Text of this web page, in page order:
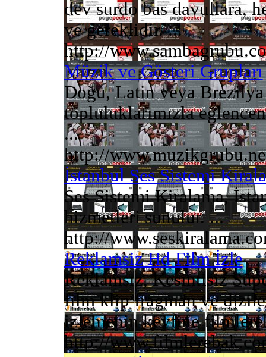
dev surdo bas davullara,
ve gereklidir. ...
http://
Müzik ve Gösteri Grupları
Doğu, Latin veya Brezilya
topluluklarımızla
...
http://
İstanbul Ses Sistemi
Ses Sistemi Kiralama,
hizmetleri sunulur. ...
http://
Reklamsiz Hd Film İzle
Reklamsız, Kesintisiz
film klip fragman ve
izlemenin keyfine
http://